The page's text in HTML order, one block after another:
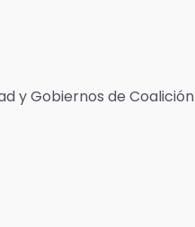
y Gobiernos de Coalición